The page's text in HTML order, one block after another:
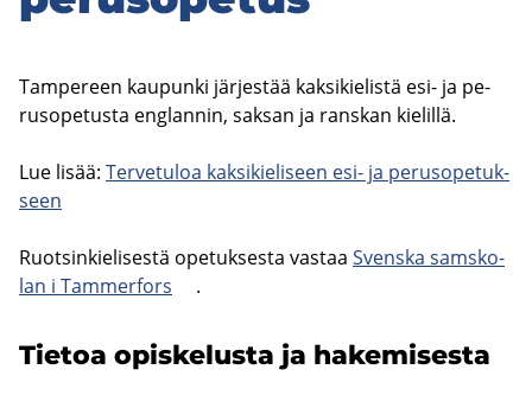
Tam­pe­reen kau­pun­ki jär­jes­tää kak­si­kie­lis­tä esi- ja pe­
rus­o­pe­tus­ta englan­nin, sak­san ja rans­kan kie­lil­lä.
Lue lisää: Ter­ve­tu­loa kak­si­kie­li­seen esi- ja pe­rus­o­pe­tuk­
seen
Ruot­sin­kie­li­ses­tä ope­tuk­ses­ta vas­taa Svens­ka sams­ko­
lan i Tam­mer­fors
.
Tie­toa opis­ke­lus­ta ja ha­ke­mi­ses­ta